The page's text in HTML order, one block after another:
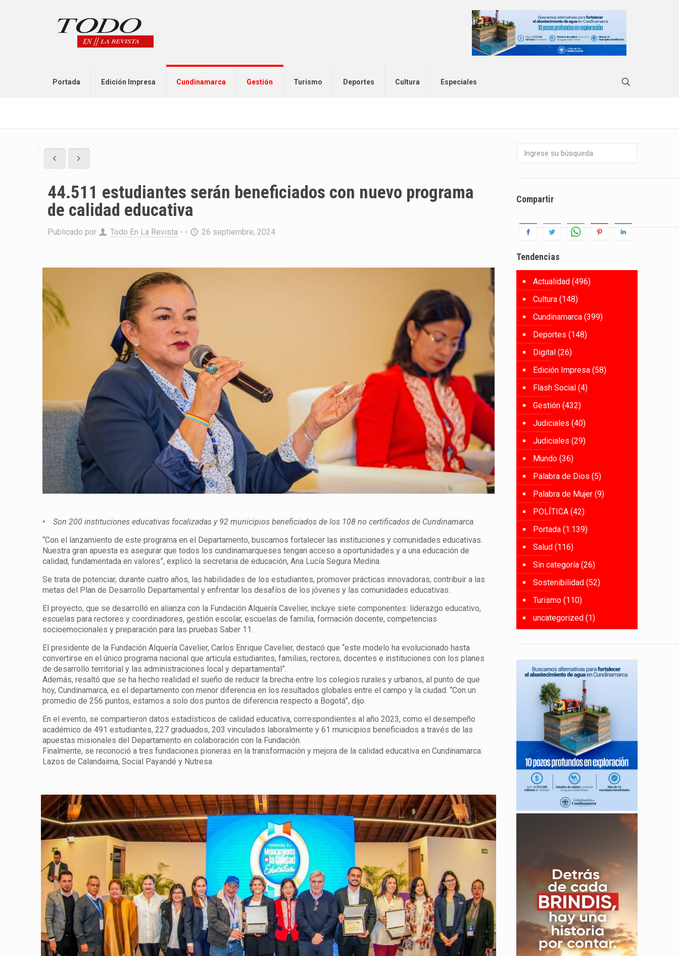
Portada Edición Impresa Cundinamarca Gestión Turismo Deportes Cultura Especiales
44.511 estudiantes serán beneficiados con nuevo programa
de calidad educativa
Publicado por Todo En La Revista - - 26 septiembre, 2024
• Son 200 instituciones educativas focalizadas y 92 municipios beneficiados de los 108 no certificados de Cundinamarca.
“Con el lanzamiento de este programa en el Departamento, buscamos fortalecer las instituciones y comunidades educativas.
Nuestra gran apuesta es asegurar que todos los cundinamarqueses tengan acceso a oportunidades y a una educación de
calidad, fundamentada en valores”, explicó la secretaria de educación, Ana Lucía Segura Medina.
Se trata de potenciar, durante cuatro años, las habilidades de los estudiantes, promover prácticas innovadoras, contribuir a las
metas del Plan de Desarrollo Departamental y enfrentar los desafíos de los jóvenes y las comunidades educativas.
El proyecto, que se desarrolló en alianza con la Fundación Alquería Cavelier, incluye siete componentes: liderazgo educativo,
escuelas para rectores y coordinadores, gestión escolar, escuelas de familia, formación docente, competencias
socioemocionales y preparación para las pruebas Saber 11.
El presidente de la Fundación Alquería Cavelier, Carlos Enrique Cavelier, destacó que “este modelo ha evolucionado hasta
convertirse en el único programa nacional que articula estudiantes, familias, rectores, docentes e instituciones con los planes
de desarrollo territorial y las administraciones local y departamental”.
Además, resaltó que se ha hecho realidad el sueño de reducir la brecha entre los colegios rurales y urbanos, al punto de que
hoy, Cundinamarca, es el departamento con menor diferencia en los resultados globales entre el campo y la ciudad. “Con un
promedio de 256 puntos, estamos a solo dos puntos de diferencia respecto a Bogotá”, dijo.
En el evento, se compartieron datos estadísticos de calidad educativa, correspondientes al año 2023, como el desempeño
académico de 491 estudiantes, 227 graduados, 203 vinculados laboralmente y 61 municipios beneficiados a través de las
apuestas misionales del Departamento en colaboración con la Fundación.
Finalmente, se reconoció a tres fundaciones pioneras en la transformación y mejora de la calidad educativa en Cundinamarca:
Lazos de Calandaima, Social Payandé y Nutresa.
Compartir
Tendencias
Actualidad (496)
Cultura (148)
Cundinamarca (399)
Deportes (148)
Digital (26)
Edición Impresa (58)
Flash Social (4)
Gestión (432)
Judiciales (40)
Judiciales (29)
Mundo (36)
Palabra de Dios (5)
Palabra de Mujer (9)
POLÍTICA (42)
Portada (1.139)
Salud (116)
Sin categoría (26)
Sostenibilidad (52)
Turismo (110)
uncategorized (1)